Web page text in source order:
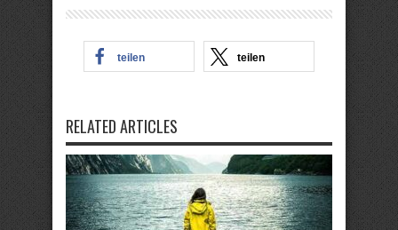
teilen teilen
RELATED ARTICLES